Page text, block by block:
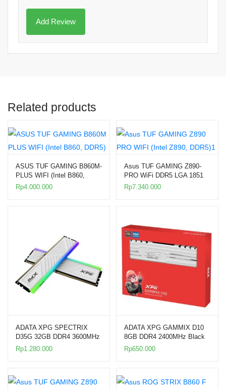
Related products
ASUS TUF GAMING B860M-
PLUS WIFI (Intel B860,
DDR5) LGA 1851
Rp4.000.000
Asus TUF GAMING Z890-
PRO WiFi DDR5 LGA 1851
ATX Board
Rp7.340.000
ADATA XPG SPECTRIX
D35G 32GB DDR4 3600MHz
RGB (2x16GB)
Rp1.280.000
ADATA XPG GAMMIX D10
8GB DDR4 2400MHz Black
Single RAM
Rp650.000